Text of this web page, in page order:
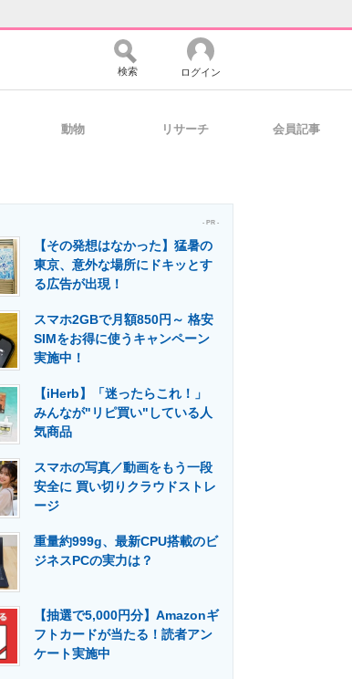
マーケ×ITの今がよく分かる
建設×テクノロジーの最前線
検索 ログイン
動物 リサーチ 会員記事
- PR -
【その発想はなかった】猛暑の
東京、意外な場所にドキッとす
る広告が出現！
スマホ2GBで月額850円～ 格安
SIMをお得に使うキャンペーン
実施中！
【iHerb】「迷ったらこれ！」
みんなが"リピ買い"している人
気商品
スマホの写真／動画をもう一段
安全に 買い切りクラウドストレ
ージ
重量約999g、最新CPU搭載のビ
ジネスPCの実力は？
【抽選で5,000円分】Amazonギ
フトカードが当たる！読者アン
ケート実施中